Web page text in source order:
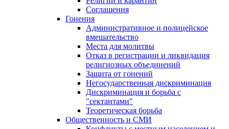
Соглашения
Гонения
Административное и полицейское
вмешательство
Места для молитвы
Отказ в регистрации и ликвидация
религиозных объединений
Защита от гонений
Негосударственная дискриминация
Дискриминация и борьба с
"сектантами"
Теоретическая борьба
Общественность и СМИ